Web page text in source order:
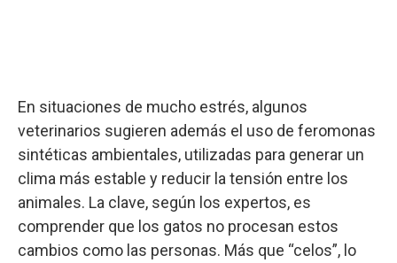
En situaciones de mucho estrés, algunos
veterinarios sugieren además el uso de feromonas
sintéticas ambientales, utilizadas para generar un
clima más estable y reducir la tensión entre los
animales. La clave, según los expertos, es
comprender que los gatos no procesan estos
cambios como las personas. Más que “celos”, lo